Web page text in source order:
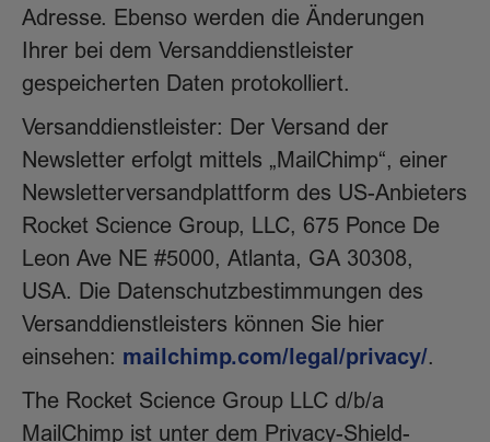
Adresse. Ebenso werden die Änderungen
Ihrer bei dem Versanddienstleister
gespeicherten Daten protokolliert.
Versanddienstleister: Der Versand der
Newsletter erfolgt mittels „MailChimp“, einer
Newsletterversandplattform des US-Anbieters
Rocket Science Group, LLC, 675 Ponce De
Leon Ave NE #5000, Atlanta, GA 30308,
USA. Die Datenschutzbestimmungen des
Versanddienstleisters können Sie hier
einsehen: mailchimp.com/legal/privacy/.
The Rocket Science Group LLC d/b/a
MailChimp ist unter dem Privacy-Shield-